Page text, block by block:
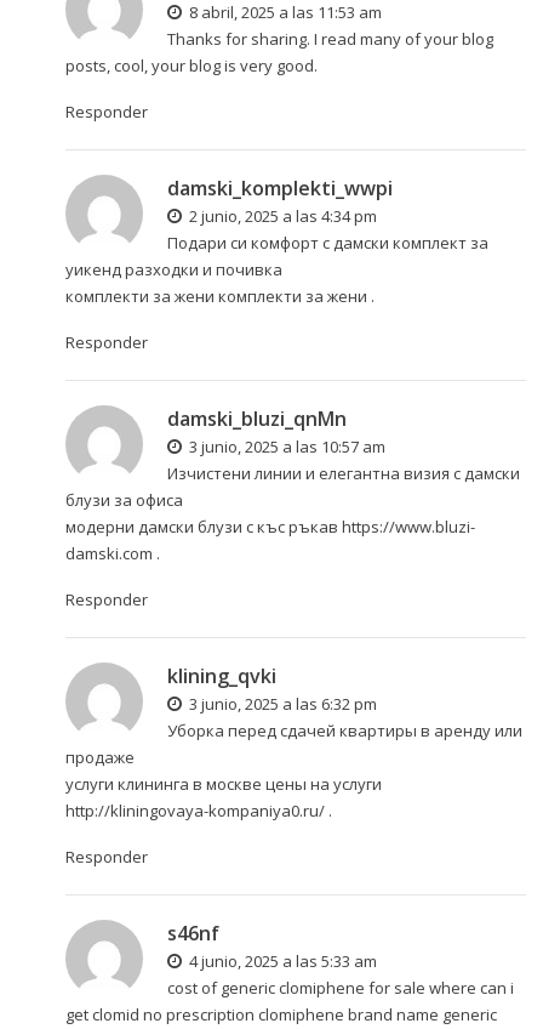
8 abril, 2025 a las 11:53 am
Thanks for sharing. I read many of your blog
posts, cool, your blog is very good.
Responder
damski_komplekti_wwpi
2 junio, 2025 a las 4:34 pm
Подари си комфорт с дамски комплект за
уикенд разходки и почивка
комплекти за жени комплекти за жени .
Responder
damski_bluzi_qnMn
3 junio, 2025 a las 10:57 am
Изчистени линии и елегантна визия с дамски
блузи за офиса
модерни дамски блузи с къс ръкав https://www.bluzi-
damski.com .
Responder
klining_qvki
3 junio, 2025 a las 6:32 pm
Уборка перед сдачей квартиры в аренду или
продаже
услуги клининга в москве цены на услуги
http://kliningovaya-kompaniya0.ru/.
Responder
s46nf
4 junio, 2025 a las 5:33 am
cost of generic clomiphene for sale where can i
get clomid no prescription clomiphene brand name generic